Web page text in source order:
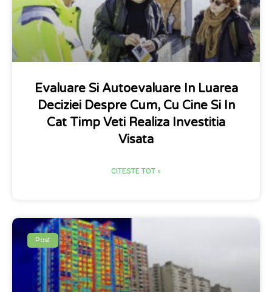
Evaluare Si Autoevaluare In Luarea
Deciziei Despre Cum, Cu Cine Si In
Cat Timp Veti Realiza Investitia
Visata
CITESTE TOT »
Post